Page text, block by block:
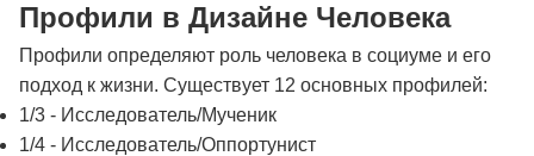
Профили в Дизайне Человека
Профили определяют роль человека в социуме и его
подход к жизни. Существует 12 основных профилей:
1/3 - Исследователь/Мученик
1/4 - Исследователь/Оппортунист